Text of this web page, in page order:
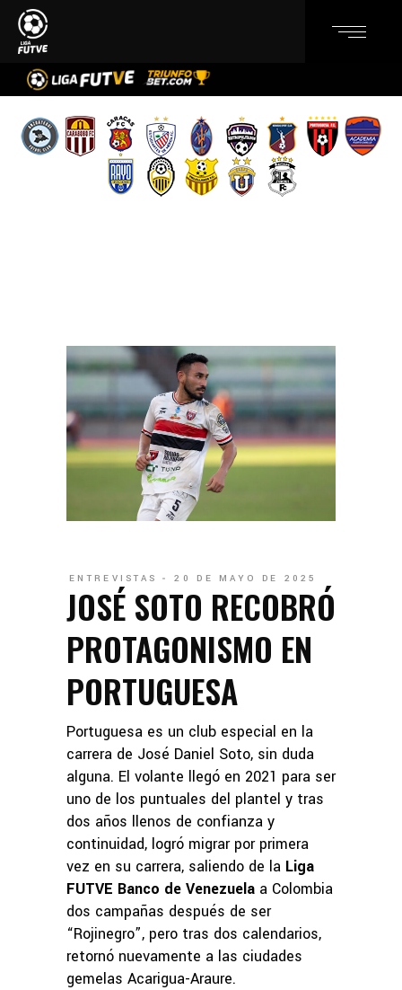
ENTREVISTAS 20 DE MAYO DE 2025
JOSÉ SOTO RECOBRÓ
PROTAGONISMO EN
PORTUGUESA
Portuguesa es un club especial en la
carrera de José Daniel Soto, sin duda
alguna. El volante llegó en 2021 para ser
uno de los puntuales del plantel y tras
dos años llenos de confianza y
continuidad, logró migrar por primera
vez en su carrera, saliendo de la Liga
FUTVE Banco de Venezuela a Colombia
dos campañas después de ser
“Rojinegro”, pero tras dos calendarios,
retornó nuevamente a las ciudades
gemelas Acarigua-Araure.